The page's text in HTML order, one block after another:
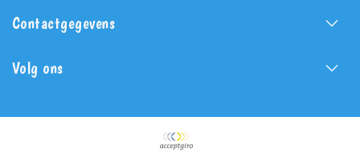
Contactgegevens
Volg ons